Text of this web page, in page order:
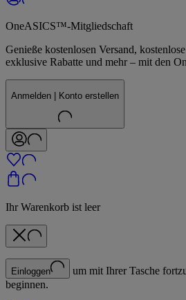
OneASICS™-Mitgliedschaft
Genieße kostenlosen Versand,
exklusive Rabatte und mehr – mit den
Anmelden | Konto erstellen
Ihr Warenkorb ist leer
Einloggen
um mit Ihrer Tasche
beginnen.